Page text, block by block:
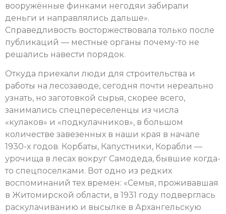
вооружённые финками негодяи забирали
деньги и направлялись дальше».
Справедливость восторжествовала только после
публикаций — местные органы почему-то не
решались навести порядок.
Откуда приехали люди для строительства и
работы на лесозаводе, сегодня почти нереально
узнать, но заготовкой сырья, скорее всего,
занимались спецпереселенцы из числа
«кулаков» и «подкулачников», в большом
количестве завезенных в наши края в начале
1930-х годов. Корбаты, Капустники, Корабли —
урочища в лесах вокруг Самодеда, бывшие когда-
то спецпоселками. Вот одно из редких
воспоминаний тех времен: «Семья, проживавшая
в Житомирской области, в 1931 году подверглась
раскулачиванию и высылке в Архангельскую